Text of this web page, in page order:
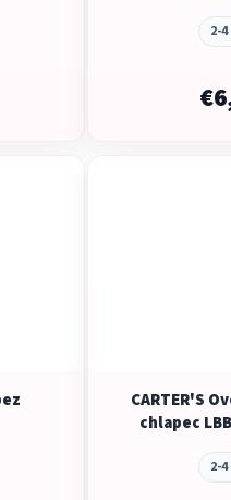
2-
CARTER'S
chlapec
2-